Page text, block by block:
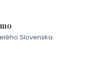
Slovenska.